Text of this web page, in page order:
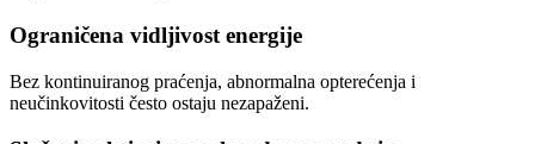
Ograničena vidljivost energije
Bez kontinuiranog praćenja, abnormalna opterećenja i
neučinkovitosti često ostaju nezapaženi.